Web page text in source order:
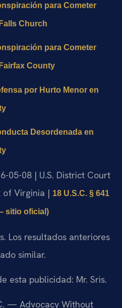
para Cometer
Church
para Cometer
County
por Hurto Menor en
Desordenada en
05-08 | U.S. District Court
of Virginia | 18 U.S.C. § 641
sitio oficial)
Los resultados anteriores
similar.
esta publicidad: Mr. Sris.
— Advocacy Without